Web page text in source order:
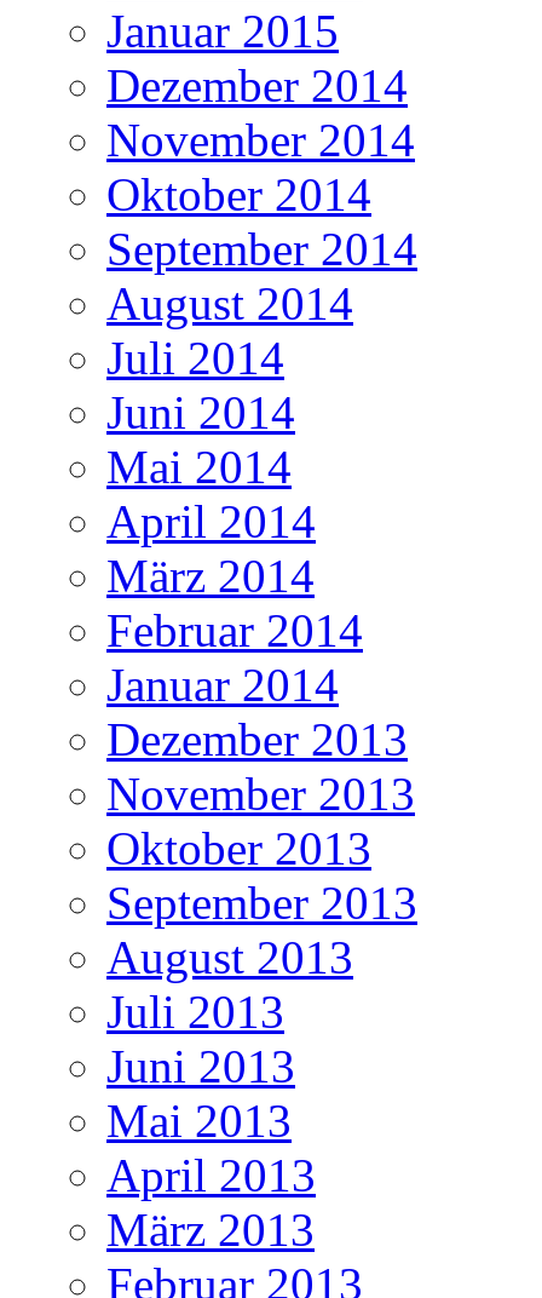
Januar 2015
Dezember 2014
November 2014
Oktober 2014
September 2014
August 2014
Juli 2014
Juni 2014
Mai 2014
April 2014
März 2014
Februar 2014
Januar 2014
Dezember 2013
November 2013
Oktober 2013
September 2013
August 2013
Juli 2013
Juni 2013
Mai 2013
April 2013
März 2013
Februar 2013